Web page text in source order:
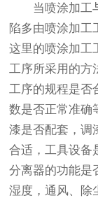
当喷涂加工与
陷多由喷涂加工
这里的喷涂加工
工序所采用的方
工序的规程是否
数是否正常准确
漆是否配套，调
合适，工具设备
分离器的功能是
湿度，通风、